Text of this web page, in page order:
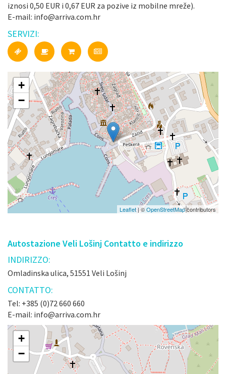
iznosi 0,50 EUR i 0,67 EUR za pozive iz mobilne mreže).
E-mail: info@arriva.com.hr
SERVIZI:
+
−
Leaflet| ©OpenStreetMapcontributors
Autostazione Veli Lošinj Contatto e indirizzo
INDIRIZZO:
Omladinska ulica, 51551 Veli Lošinj
CONTATTO:
Tel: +385 (0)72 660 660
E-mail: info@arriva.com.hr
+
−